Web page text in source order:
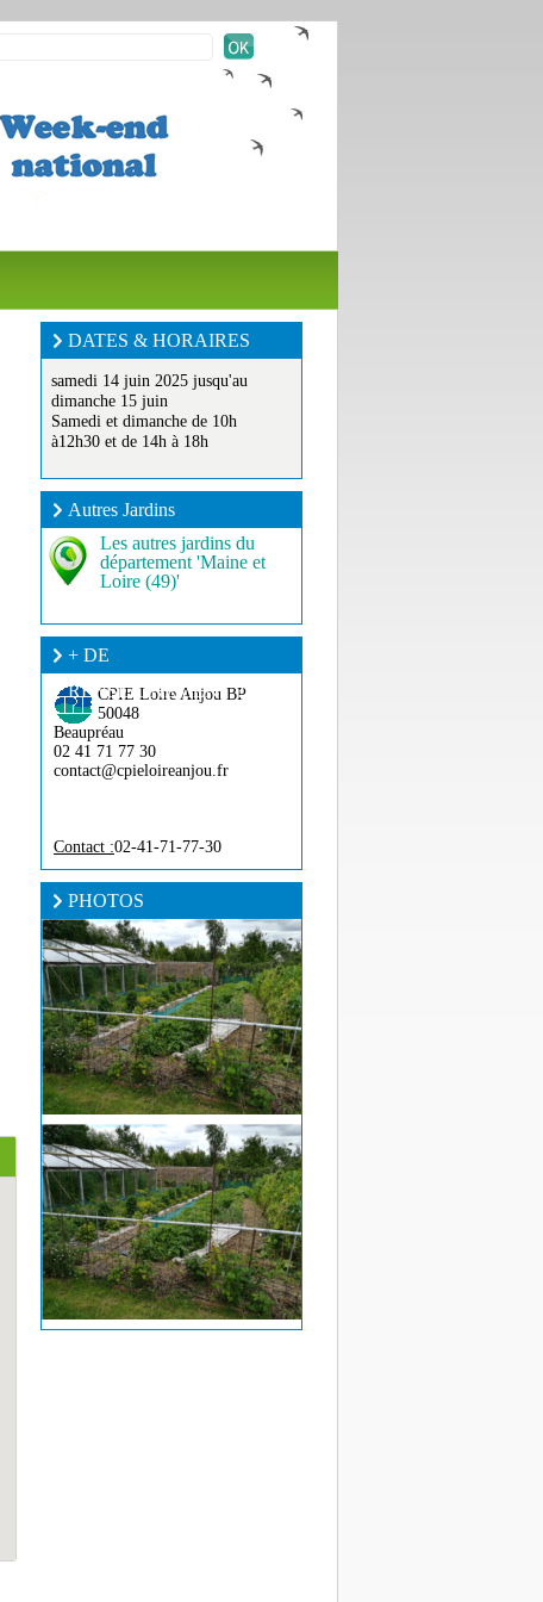
DATES & HORAIRES
samedi 14 juin 2025 jusqu'au
dimanche 15 juin
Samedi et dimanche de 10h
à12h30 et de 14h à 18h
Autres Jardins
Les autres jardins du
département 'Maine et
Loire (49)'
+ DE
RENSEIGNEMENT ?
CPIE Loire Anjou BP
50048
Beaupréau
02 41 71 77 30
contact@cpieloireanjou.fr
Contact :02-41-71-77-30
PHOTOS